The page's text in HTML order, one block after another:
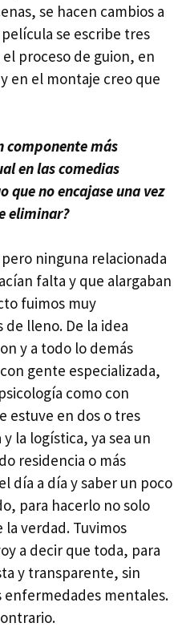
se hacen cambios a
se escribe tres
proceso de guion, en
en el montaje creo que
componente más
en las comedias
que no encajase una vez
eliminar?
ninguna relacionada
falta y que alargaban
fuimos muy
lleno. De la idea
y a todo lo demás
gente especializada,
como con
estuve en dos o tres
la logística, ya sea un
residencia o más
día a día y saber un poco
para hacerlo no solo
verdad. Tuvimos
a decir que toda, para
y transparente, sin
enfermedades mentales.